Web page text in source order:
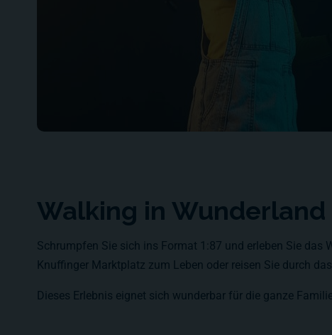
Walking in Wunderland
Schrumpfen Sie sich ins Format 1:87 und erleben Sie das
Knuffinger Marktplatz zum Leben oder reisen Sie durch
Dieses Erlebnis eignet sich wunderbar für die ganze